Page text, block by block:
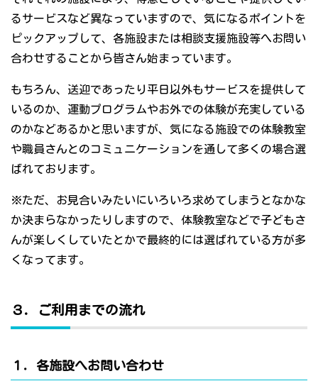
るサービスなど異なっていますので、気になるポイントを
ピックアップして、各施設または相談支援施設等へお問い
合わせすることから皆さん始まっています。
もちろん、送迎であったり平日以外もサービスを提供して
いるのか、運動プログラムやお外での体験が充実している
のかなどあるかと思いますが、気になる施設での体験教室
や職員さんとのコミュニケーションを通して多くの場合選
ばれております。
※ただ、お見合いみたいにいろいろ求めてしまうとなかな
か決まらなかったりしますので、体験教室などで子どもさ
んが楽しくしていたとかで最終的には選ばれている方が多
くなってます。
３．ご利用までの流れ
１．各施設へお問い合わせ